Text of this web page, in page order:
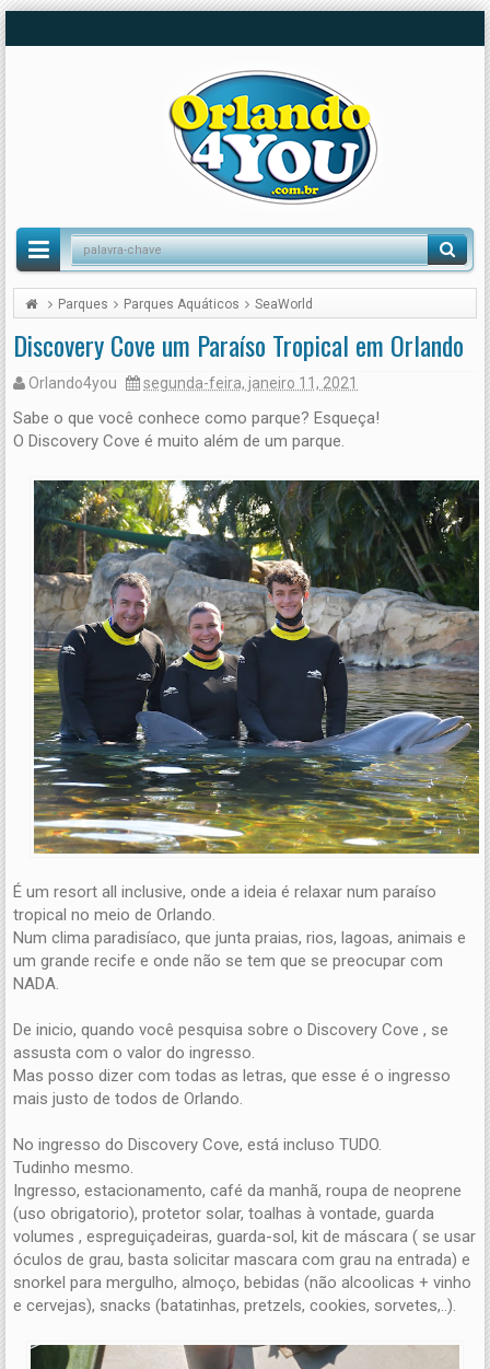
Parques Parques Aquáticos SeaWorld
Discovery Cove um Paraíso Tropical em Orlando
Orlando4you segunda-feira, janeiro 11, 2021
Sabe o que você conhece como parque? Esqueça!
O Discovery Cove é muito além de um parque.
É um resort all inclusive, onde a ideia é relaxar num paraíso
tropical no meio de Orlando.
Num clima paradisíaco, que junta praias, rios, lagoas, animais e
um grande recife e onde não se tem que se preocupar com
NADA.
De inicio, quando você pesquisa sobre o Discovery Cove , se
assusta com o valor do ingresso.
Mas posso dizer com todas as letras, que esse é o ingresso
mais justo de todos de Orlando.
No ingresso do Discovery Cove, está incluso TUDO.
Tudinho mesmo.
Ingresso, estacionamento, café da manhã, roupa de neoprene
(uso obrigatorio), protetor solar, toalhas à vontade, guarda
volumes , espreguiçadeiras, guarda-sol, kit de máscara ( se usar
óculos de grau, basta solicitar mascara com grau na entrada) e
snorkel para mergulho, almoço, bebidas (não alcoolicas + vinho
e cervejas), snacks (batatinhas, pretzels, cookies, sorvetes,..).